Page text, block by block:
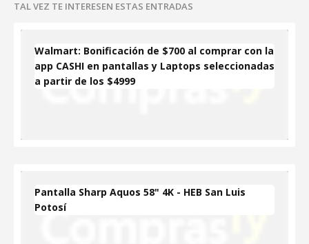
TAL VEZ TE INTERESEN ESTAS ENTRADAS
Walmart: Bonificación de $700 al comprar con la
app CASHI en pantallas y Laptops seleccionadas
a partir de los $4999
Pantalla Sharp Aquos 58" 4K - HEB San Luis
Potosí